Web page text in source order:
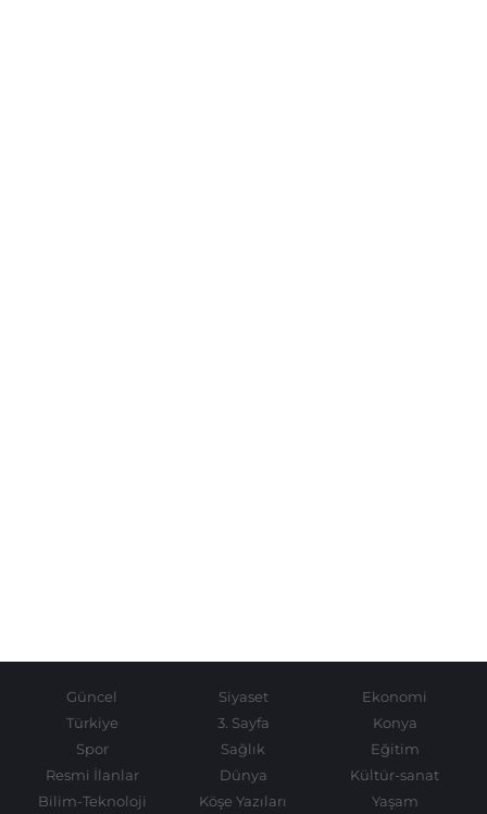
Güncel Siyaset
Ekonomi
Türkiye
3. Sayfa
Konya
Spor
Sağlık
Eğitim
Resmi İlanlar
Dünya
Kültür-sanat
Bilim-Teknoloji
Köşe Yazıları Yaşam